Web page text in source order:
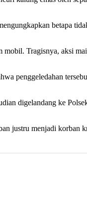
betapa
mobil. Tragisnya, aksi
penggeledahan
digelandang ke
justru menjadi korban